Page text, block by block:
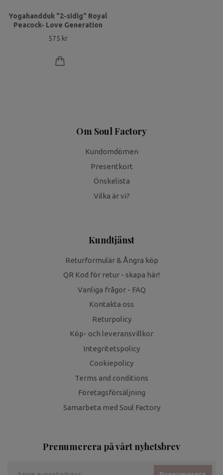
Yogahandduk "2-sidig" Royal
Peacock- Love Generation
575 kr
Om Soul Factory
Kundomdömen
Presentkort
Önskelista
Vilka är vi?
Kundtjänst
Returformulär & Ångra köp
QR Kod för retur - skapa här!
Vanliga frågor - FAQ
Kontakta oss
Returpolicy
Köp- och leveransvillkor
Integritetspolicy
Cookiepolicy
Terms and conditions
Företagsförsäljning
Samarbeta med Soul Factory
Prenumerera på vårt nyhetsbrev